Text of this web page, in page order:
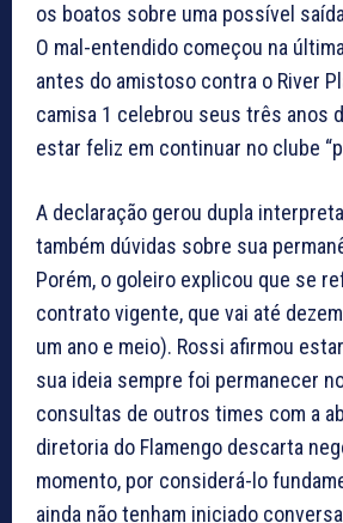
os boatos sobre uma possível
O mal-entendido começou na
antes do amistoso contra o River
camisa 1 celebrou seus três anos
estar feliz em continuar no clube
A declaração gerou dupla
também dúvidas sobre sua
Porém, o goleiro explicou que se
contrato vigente, que vai até
um ano e meio). Rossi afirmou
sua ideia sempre foi permanecer
consultas de outros times com a
diretoria do Flamengo descarta
momento, por considerá-lo
ainda não tenham iniciado